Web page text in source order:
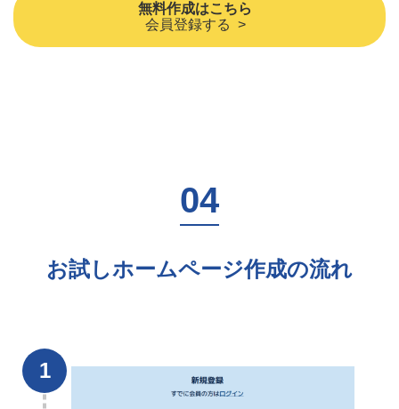
無料作成はこちら
会員登録する >
お試しホームページ作成の流れ